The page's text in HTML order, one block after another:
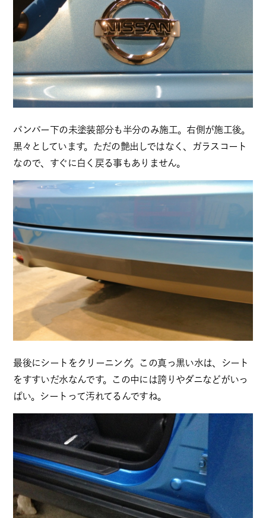
バンパー下の未塗装部分も半分のみ施工。右側が施工後。
黒々としています。ただの艶出しではなく、ガラスコート
なので、すぐに白く戻る事もありません。
最後にシートをクリーニング。この真っ黒い水は、シート
をすすいだ水なんです。この中には誇りやダニなどがいっ
ぱい。シートって汚れてるんですね。